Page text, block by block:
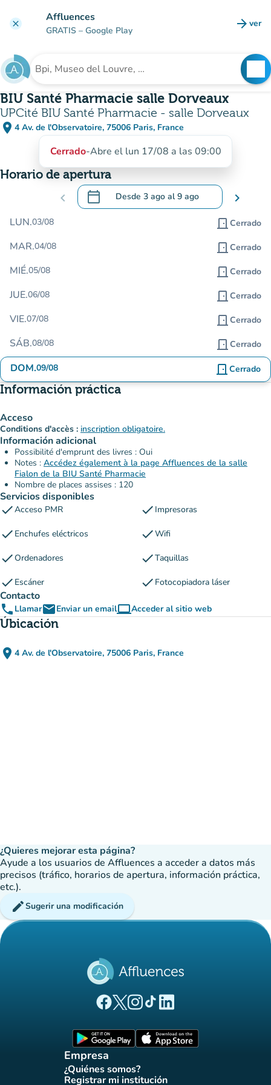
clear Affluences
GRATIS – Google Play arrow_forward ver
Buscar un establecimiento
BIU Santé Pharmacie salle Dorveaux
UPCité BIU Santé Pharmacie - salle Dorveaux
place 4 Av. de l'Observatoire, 75006 Paris, France
(abrir en Google Maps)
(nueva pestaña)
Cerrado-Abre el lun 17/08 a las 09:00
Horario de apertura
chevron_left calendar_today Desde 3 ago al9 ago
.Abra el calendario para cambiar las
chevron_right
LUN.03/08 door_front Cerrado
MAR.04/08 door_front Cerrado
MIÉ.05/08 door_front Cerrado
JUE.06/08 door_front Cerrado
VIE.07/08 door_front Cerrado
SÁB.08/08 door_front Cerrado
DOM.09/08 door_front Cerrado
Información práctica
Acceso
Conditions d'accès : inscription obligatoire.
Información adicional
Possibilité d'emprunt des livres : Oui
Notes : Accédez également à la page Affluences de la salle
Fialon de la BIU Santé Pharmacie
Nombre de places assises : 120
Servicios disponibles
checkAcceso PMR check Impresoras
check Enchufes eléctricos checkWifi
checkOrdenadores checkTaquillas
check Escáner check Fotocopiadora láser
Contacto
phone LlamaremailEnviar un emailcomputerAcceder al sitio web
(nueva pestaña)
Úbicación
place 4 Av. de l'Observatoire, 75006 Paris, France
(abrir en Google Maps)
(nueva pestaña)
¿Quieres mejorar esta página?
Ayude a los usuarios de Affluences a acceder a datos más
precisos (tráfico, horarios de apertura, información práctica,
etc.).
editSugerir una modificación
(nueva pestaña)
(nueva pestaña)
(nueva pestaña)
(nueva pestaña)
(nueva pestaña)
Empresa
¿Quiénes somos?
(nueva pestaña)
Registrar mi institución